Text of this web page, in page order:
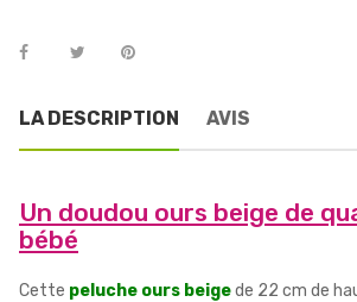
LA DESCRIPTION AVIS
Un doudou ours beige de
bébé
Cette peluche ours beigede 22 cm de